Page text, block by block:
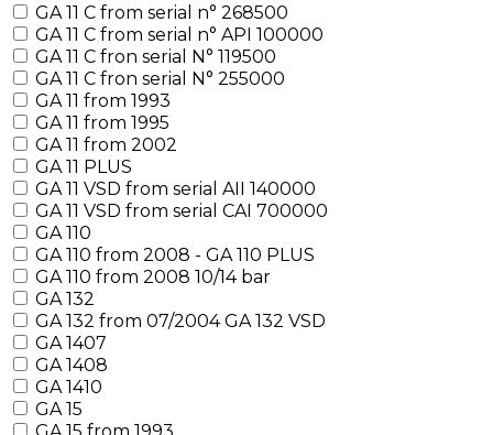
GA 11 C from serial n° 268500
GA 11 C from serial n° API 100000
GA 11 C fron serial N° 119500
GA 11 C fron serial N° 255000
GA 11 from 1993
GA 11 from 1995
GA 11 from 2002
GA 11 PLUS
GA 11 VSD from serial AII 140000
GA 11 VSD from serial CAI 700000
GA 110
GA 110 from 2008 - GA 110 PLUS
GA 110 from 2008 10/14 bar
GA 132
GA 132 from 07/2004 GA 132 VSD
GA 1407
GA 1408
GA 1410
GA 15